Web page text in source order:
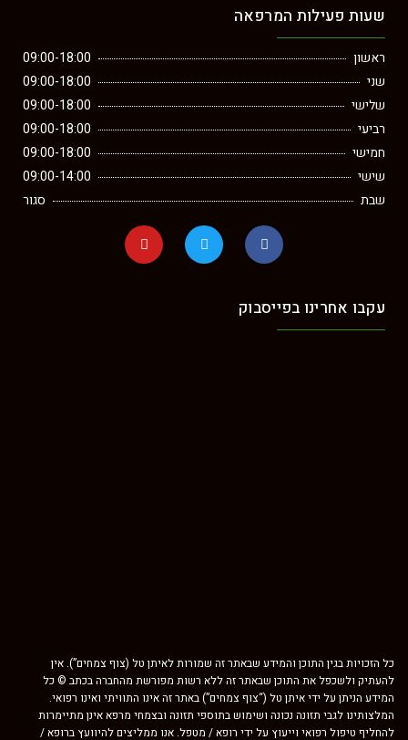
שעות פעילות המרפאה
ראשון
09:00-18:00
שני
09:00-18:00
שלישי
09:00-18:00
רביעי
09:00-18:00
חמישי
09:00-18:00
שישי
09:00-14:00
שבת
סגור
עקבו אחרינו בפייסבוק
כל הזכויות בגין התוכן והמידע שבאתר זה שמורות לאיתן טל (צוף צמחים”). אין
להעתיק ולשכפל את התוכן שבאתר זה ללא רשות מפורשת מהחברה בכתב © כל
המידע הניתן על ידי איתן טל (“צוף צמחים”) באתר זה אינו התוויתי ואינו רפואי.
המלצותינו לגבי תזונה נכונה ושימוש בתוספי תזונה ובצמחי מרפא אינן מתיימרות
להחליף טיפול רפואי וייעוץ על ידי רופא / מטפל. אנו ממליצים להיוועץ ברופא /